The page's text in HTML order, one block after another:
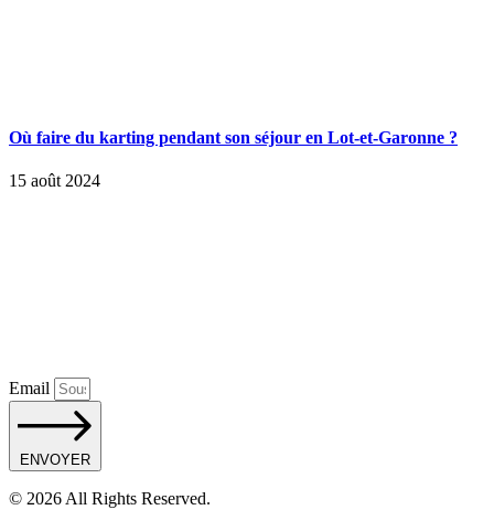
Où faire du karting pendant son séjour en Lot-et-Garonne ?
15 août 2024
Email
ENVOYER
© 2026 All Rights Reserved.